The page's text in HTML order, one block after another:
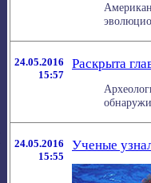
24.05.2016
15:57
Раскрыта
24.05.2016
15:55
Ученые